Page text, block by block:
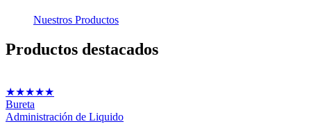
Nuestros Productos
Productos destacados
★★★★★
Bureta
Administración de Liquido